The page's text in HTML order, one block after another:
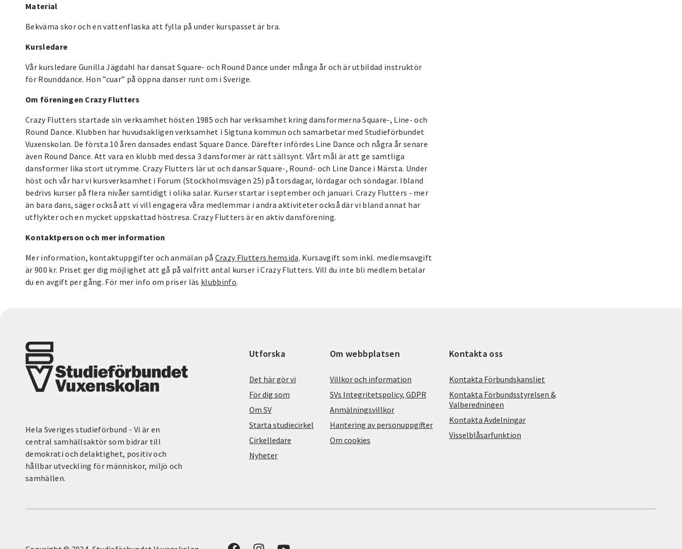
Material
Bekväma skor och en vattenflaska att fylla på under kurspasset är bra.
Kursledare
Vår kursledare Gunilla Jägdahl har dansat Square- och Round Dance under många år och är utbildad instruktör
för Rounddance. Hon ”cuar” på öppna danser runt om i Sverige.
Om föreningen Crazy Flutters
Crazy Flutters startade sin verksamhet hösten 1985 och har verksamhet kring dansformerna Square-, Line- och
Round Dance. Klubben har huvudsakligen verksamhet i Sigtuna kommun och samarbetar med Studieförbundet
Vuxenskolan. De första 10 åren dansades endast Square Dance. Därefter infördes Line Dance och några år senare
även Round Dance. Att vara en klubb med dessa 3 dansformer är rätt sällsynt. Vårt mål är att ge samtliga
dansformer lika stort utrymme. Crazy Flutters lär ut och dansar Square-, Round- och Line Dance i Märsta. Under
höst och vår har vi kursverksamhet i Forum (Stockholmsvägen 25) på torsdagar, lördagar och söndagar. Ibland
bedrivs kurser på flera nivåer samtidigt i olika salar. Kurser startar i september och januari. Crazy Flutters - mer
än bara dans, säger också att vi vill engagera våra medlemmar i andra aktiviteter också där vi bland annat har
utflykter och en mycket uppskattad höstresa. Crazy Flutters är en aktiv dansförening.
Kontaktperson och mer information
Mer information, kontaktuppgifter och anmälan på Crazy Flutters hemsida. Kursavgift som inkl. medlemsavgift
är 900 kr. Priset ger dig möjlighet att gå på valfritt antal kurser i Crazy Flutters. Vill du inte bli medlem betalar
du en avgift per gång. För mer info om priser läs klubbinfo.
Hela Sveriges studieförbund - Vi är en
central samhällsaktör som bidrar till
demokrati och delaktighet, positiv och
hållbar utveckling för människor, miljö och
samhällen.
Utforska
Det här gör vi
För dig som
Om SV
Starta studiecirkel
Cirkelledare
Nyheter
Om webbplatsen
Villkor och information
SVs Integritetspolicy, GDPR
Anmälningsvillkor
Hantering av personuppgifter
Om cookies
Kontakta oss
Kontakta Förbundskansliet
Kontakta Förbundsstyrelsen &
Valberedningen
Kontakta Avdelningar
Visselblåsarfunktion